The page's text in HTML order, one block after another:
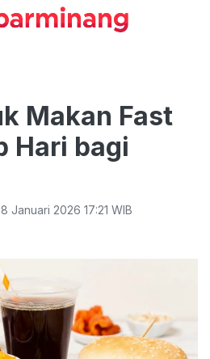
Makan Fast
Hari bagi
Januari 2026 17:21 WIB